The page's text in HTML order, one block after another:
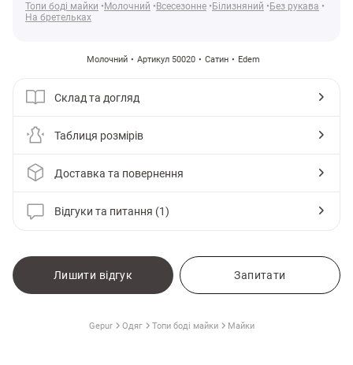
Топи боді майки
Молочний Всесезонне Білизняний
Без рукава
На бретельках
Молочний Артикул 50020 Сатин Edem
Склад та догляд
Таблиця розмірів
Доставка та повернення
Відгуки та питання (1)
Лишити відгук Запитати
Gepur Одяг Топи боді майки Майки